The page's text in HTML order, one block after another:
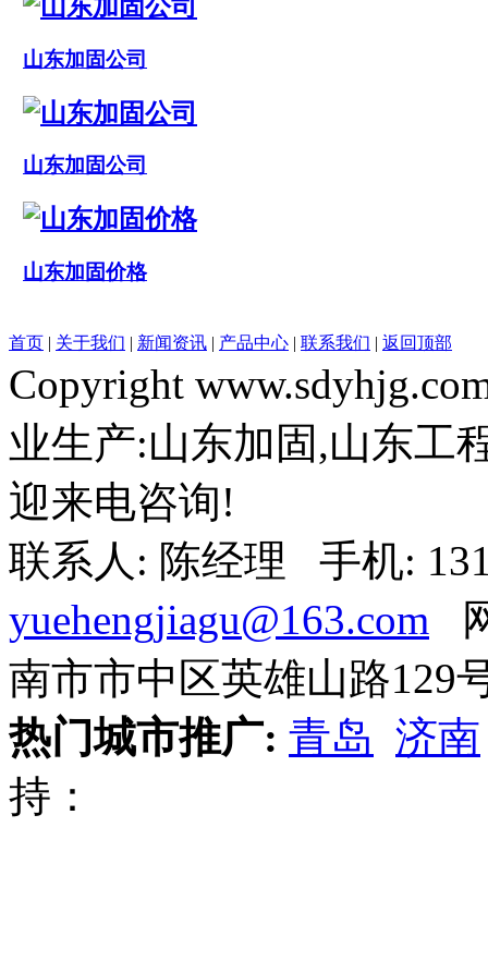
山东加固公司
山东加固公司
山东加固价格
首页 | 关于我们 | 新闻资讯 | 产品中心 | 联系我们 | 返回顶部
Copyright
业生产:山东加固,山东工
迎来电咨询!
联系人: 陈经理 手机:
yuehengjiagu@163.com
南市市中区英雄山路129
热门城市推广: 青岛 济南
持：